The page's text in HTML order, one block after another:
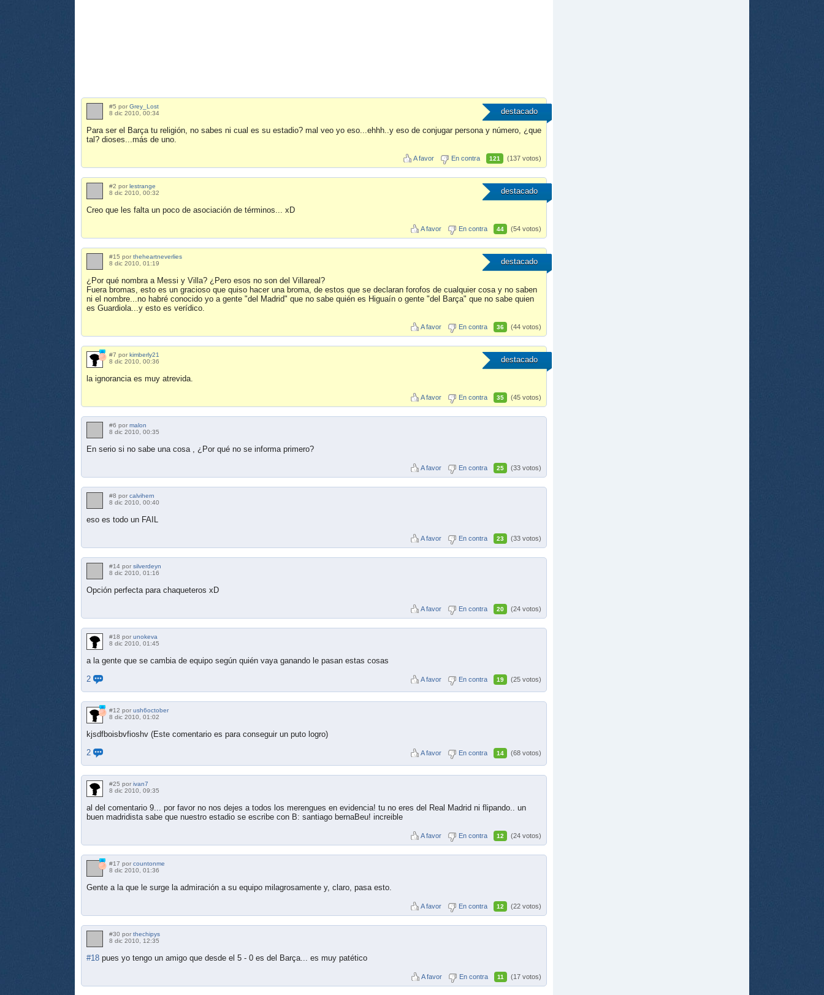
destacado
#5 por Grey_Lost
8 dic 2010, 00:34
Para ser el Barça tu religión, no sabes ni cual es su estadio? mal veo yo eso...ehhh..y eso de conjugar persona y número, ¿que
tal? dioses...más de uno.
A favor En contra 121 (137 votos)
destacado
#2 por lestrange
8 dic 2010, 00:32
Creo que les falta un poco de asociación de términos... xD
A favor En contra 44 (54 votos)
destacado
#15 por theheartneverlies
8 dic 2010, 01:19
¿Por qué nombra a Messi y Villa? ¿Pero esos no son del Villareal?
Fuera bromas, esto es un gracioso que quiso hacer una broma, de estos que se declaran forofos de cualquier cosa y no saben
ni el nombre...no habré conocido yo a gente "del Madrid" que no sabe quién es Higuaín o gente "del Barça" que no sabe quien
es Guardiola...y esto es verídico.
A favor En contra 36 (44 votos)
destacado
#7 por kimberly21
8 dic 2010, 00:36
la ignorancia es muy atrevida.
A favor En contra 35 (45 votos)
#6 por malon
8 dic 2010, 00:35
En serio si no sabe una cosa , ¿Por qué no se informa primero?
A favor En contra 25 (33 votos)
#8 por calvihern
8 dic 2010, 00:40
eso es todo un FAIL
A favor En contra 23 (33 votos)
#14 por silverdeyn
8 dic 2010, 01:16
Opción perfecta para chaqueteros xD
A favor En contra 20 (24 votos)
#18 por unokeva
8 dic 2010, 01:45
a la gente que se cambia de equipo según quién vaya ganando le pasan estas cosas
2
A favor En contra 19 (25 votos)
#12 por ush6october
8 dic 2010, 01:02
kjsdfboisbvfioshv (Este comentario es para conseguir un puto logro)
2
A favor En contra 14 (68 votos)
#25 por ivan7
8 dic 2010, 09:35
al del comentario 9... por favor no nos dejes a todos los merengues en evidencia! tu no eres del Real Madrid ni flipando.. un
buen madridista sabe que nuestro estadio se escribe con B: santiago bernaBeu! increible
A favor En contra 12 (24 votos)
#17 por countonme
8 dic 2010, 01:36
Gente a la que le surge la admiración a su equipo milagrosamente y, claro, pasa esto.
A favor En contra 12 (22 votos)
#30 por thechipys
8 dic 2010, 12:35
#18 pues yo tengo un amigo que desde el 5 - 0 es del Barça... es muy patético
A favor En contra 11 (17 votos)